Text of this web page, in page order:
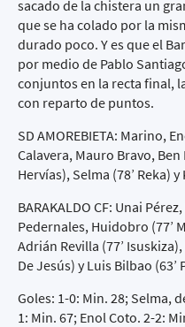
sacado de la chistera un
que se ha colado por la
durado poco. Y es que el
por medio de Pablo
conjuntos en la recta final,
con reparto de puntos.
SD AMOREBIETA: Marino,
Calavera, Mauro Bravo, Ben
Hervías), Selma (78’ Reka)
BARAKALDO CF: Unai
Pedernales, Huidobro (77’
Adrián Revilla (77’
De Jesús) y Luis Bilbao (63’
Goles: 1-0: Min. 28; Selma,
1: Min. 67; Enol Coto. 2-2: